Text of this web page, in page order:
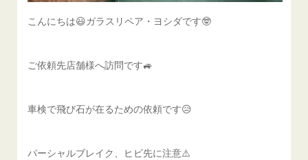
こんにちは😃ガラスリペア・ヨシダです🤓
ご依頼先店舗様へ訪問です🚙
車検で飛び石が在るための依頼です😥
パーシャルブレイク、ヒビ先に注意⚠️